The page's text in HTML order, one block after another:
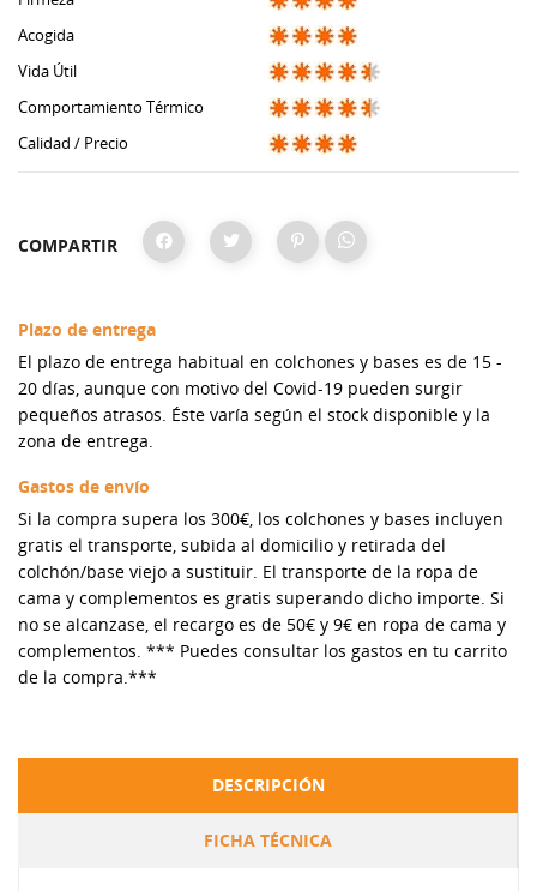
Acogida
Vida Útil
Comportamiento Térmico
Calidad / Precio
COMPARTIR
Plazo de entrega
El plazo de entrega habitual en colchones y bases es de 15 -
20 días, aunque con motivo del Covid-19 pueden surgir
pequeños atrasos. Éste varía según el stock disponible y la
zona de entrega.
Gastos de envío
Si la compra supera los 300€, los colchones y bases incluyen
gratis el transporte, subida al domicilio y retirada del
colchón/base viejo a sustituir. El transporte de la ropa de
cama y complementos es gratis superando dicho importe. Si
no se alcanzase, el recargo es de 50€ y 9€ en ropa de cama y
complementos. *** Puedes consultar los gastos en tu carrito
de la compra.***
DESCRIPCIÓN
FICHA TÉCNICA